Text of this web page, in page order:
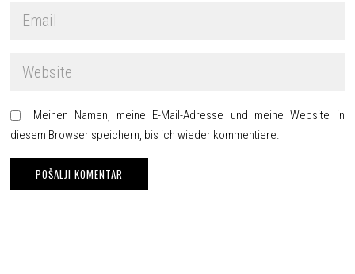
Meinen Namen, meine E-Mail-Adresse und meine Website in
diesem Browser speichern, bis ich wieder kommentiere.